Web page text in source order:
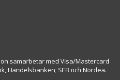
samarbetar med Visa/Mastercard
Handelsbanken, SEB och Nordea.